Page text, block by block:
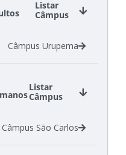
Listar
Câmpus
Câmpus Urupema
Listar
Câmpus
Câmpus São Carlos